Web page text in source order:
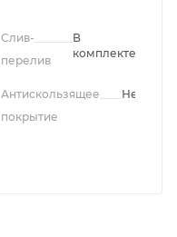
Слив-
перелив
В
комплекте
Антискользящее
покрытие
Нет